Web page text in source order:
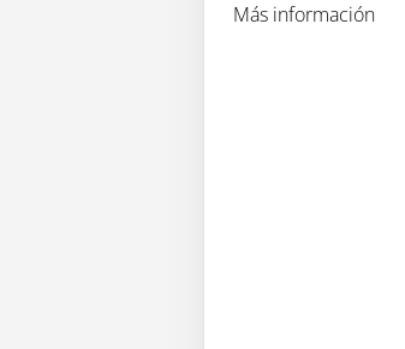
Más información